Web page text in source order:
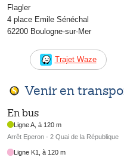
Flagler
4 place Emile Sénéchal
62200 Boulogne-sur-Mer
Trajet Waze
Venir en
En bus
Ligne A, à 120 m
Arrêt Eperon - 2 Quai de la République
Ligne K1, à 120 m